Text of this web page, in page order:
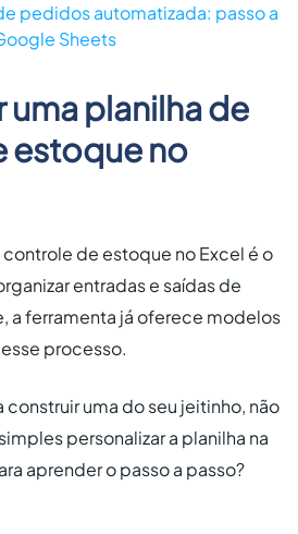
pedidos automatizada: passo a
Sheets
uma planilha de
estoque no
de estoque no Excel é o
entradas e saídas de
a ferramenta já oferece modelos
processo.
construir uma do seu jeitinho, não
personalizar a planilha na
aprender o passo a passo?